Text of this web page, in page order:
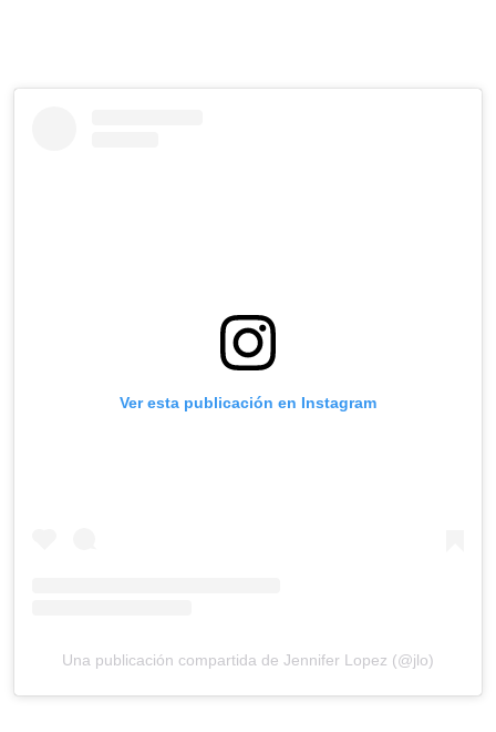
Ver esta publicación en Instagram
Una publicación compartida de Jennifer Lopez (@jlo)